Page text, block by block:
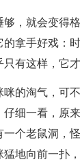
就会变得格
的拿手好戏：
有这样，它才
淘气，可不
仔细一看，原
一个老鼠洞，
猛地向前一扑